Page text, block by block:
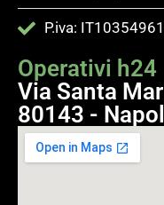
P.iva:
Operativi h24
Via Santa
80143 -